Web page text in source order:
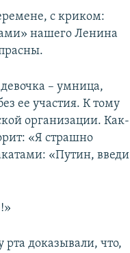
с криком:
нашего Ленина
– умница,
ее участия. К тому
организации. Как-
«Я страшно
«Путин, введи
доказывали, что,